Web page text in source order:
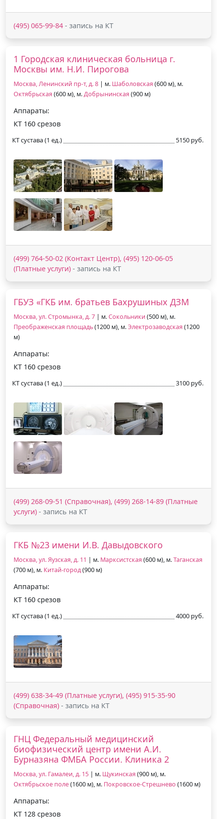
(495) 065-99-84 - запись на КТ
1 Городская клиническая больница г.
Москвы им. Н.И. Пирогова
Москва, Ленинский пр-т, д. 8 | м. Шаболовская (600 м), м.
Октябрьская (600 м), м.Добрынинская (900 м)
Аппараты:
КТ 160 срезов
КТ сустава (1 ед.) 5150 руб.
(499) 764-50-02 (Контакт Центр), (495) 120-06-05
(Платные услуги) - запись на КТ
ГБУЗ «ГКБ им. братьев Бахрушиных ДЗМ
Москва, ул. Стромынка, д. 7 | м.Сокольники (500 м), м.
Преображенская площадь(1200 м), м.Электрозаводская (1200
м)
Аппараты:
КТ 160 срезов
КТ сустава (1 ед.) 3100 руб.
(499) 268-09-51 (Справочная), (499) 268-14-89 (Платные
услуги) - запись на КТ
ГКБ №23 имени И.В. Давыдовского
Москва, ул. Яузская, д. 11 | м. Марксистская (600 м), м.Таганская
(700 м), м. Китай-город(900 м)
Аппараты:
КТ 160 срезов
КТ сустава (1 ед.) 4000 руб.
(499) 638-34-49 (Платные услуги), (495) 915-35-90
(Справочная) - запись на КТ
ГНЦ Федеральный медицинский
биофизический центр имени А.И.
Бурназяна ФМБА России. Клиника 2
Москва, ул. Гамалеи, д. 15 | м. Щукинская (900 м), м.
Октябрьское поле(1600 м), м. Покровское-Стрешнево (1600 м)
Аппараты:
КТ 128 срезов